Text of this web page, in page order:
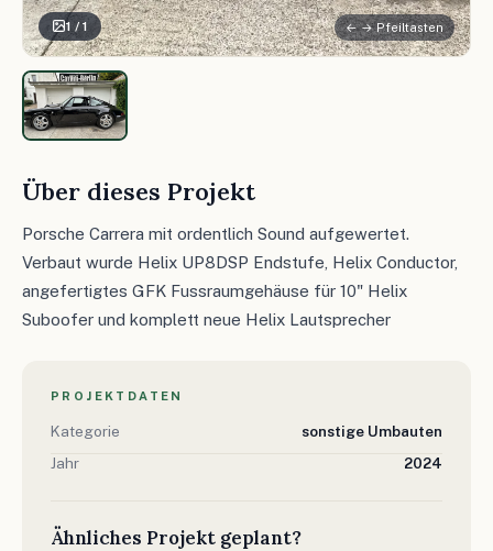
1 / 1 ← → Pfeiltasten
Über dieses Projekt
Porsche Carrera mit ordentlich Sound aufgewertet.
Verbaut wurde Helix UP8DSP Endstufe, Helix Conductor,
angefertigtes GFK Fussraumgehäuse für 10" Helix
Suboofer und komplett neue Helix Lautsprecher
PROJEKTDATEN
Kategorie
sonstige Umbauten
Jahr
2024
Ähnliches Projekt geplant?